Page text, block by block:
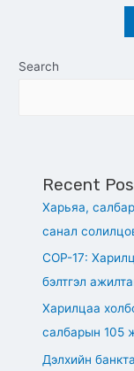
Search
Recent
Харьяа,
санал
СОР-17:
бэлтгэл
Харилцаа
салбарын 105
Дэлхийн